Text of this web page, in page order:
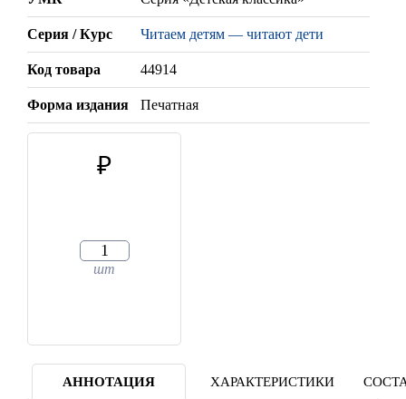
Серия / Курс Читаем детям — читают дети
Код товара 44914
Форма издания Печатная
шт
АННОТАЦИЯ ХАРАКТЕРИСТИКИ